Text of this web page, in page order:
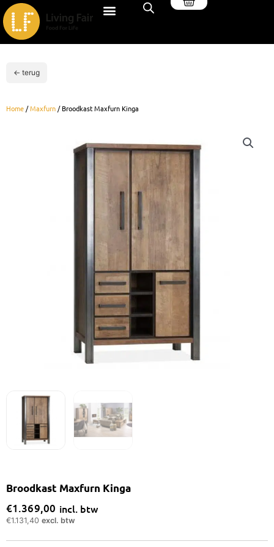
Ga
naar
de
inhoud
← terug
Home /Maxfurn / Broodkast Maxfurn Kinga
Broodkast Maxfurn Kinga
€1.369,00 incl. btw
€1.131,40 excl. btw